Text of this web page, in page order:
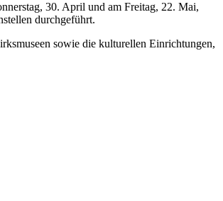
30. April und am Freitag, 22. Mai,
durchgeführt.
sowie die kulturellen Einrichtungen,